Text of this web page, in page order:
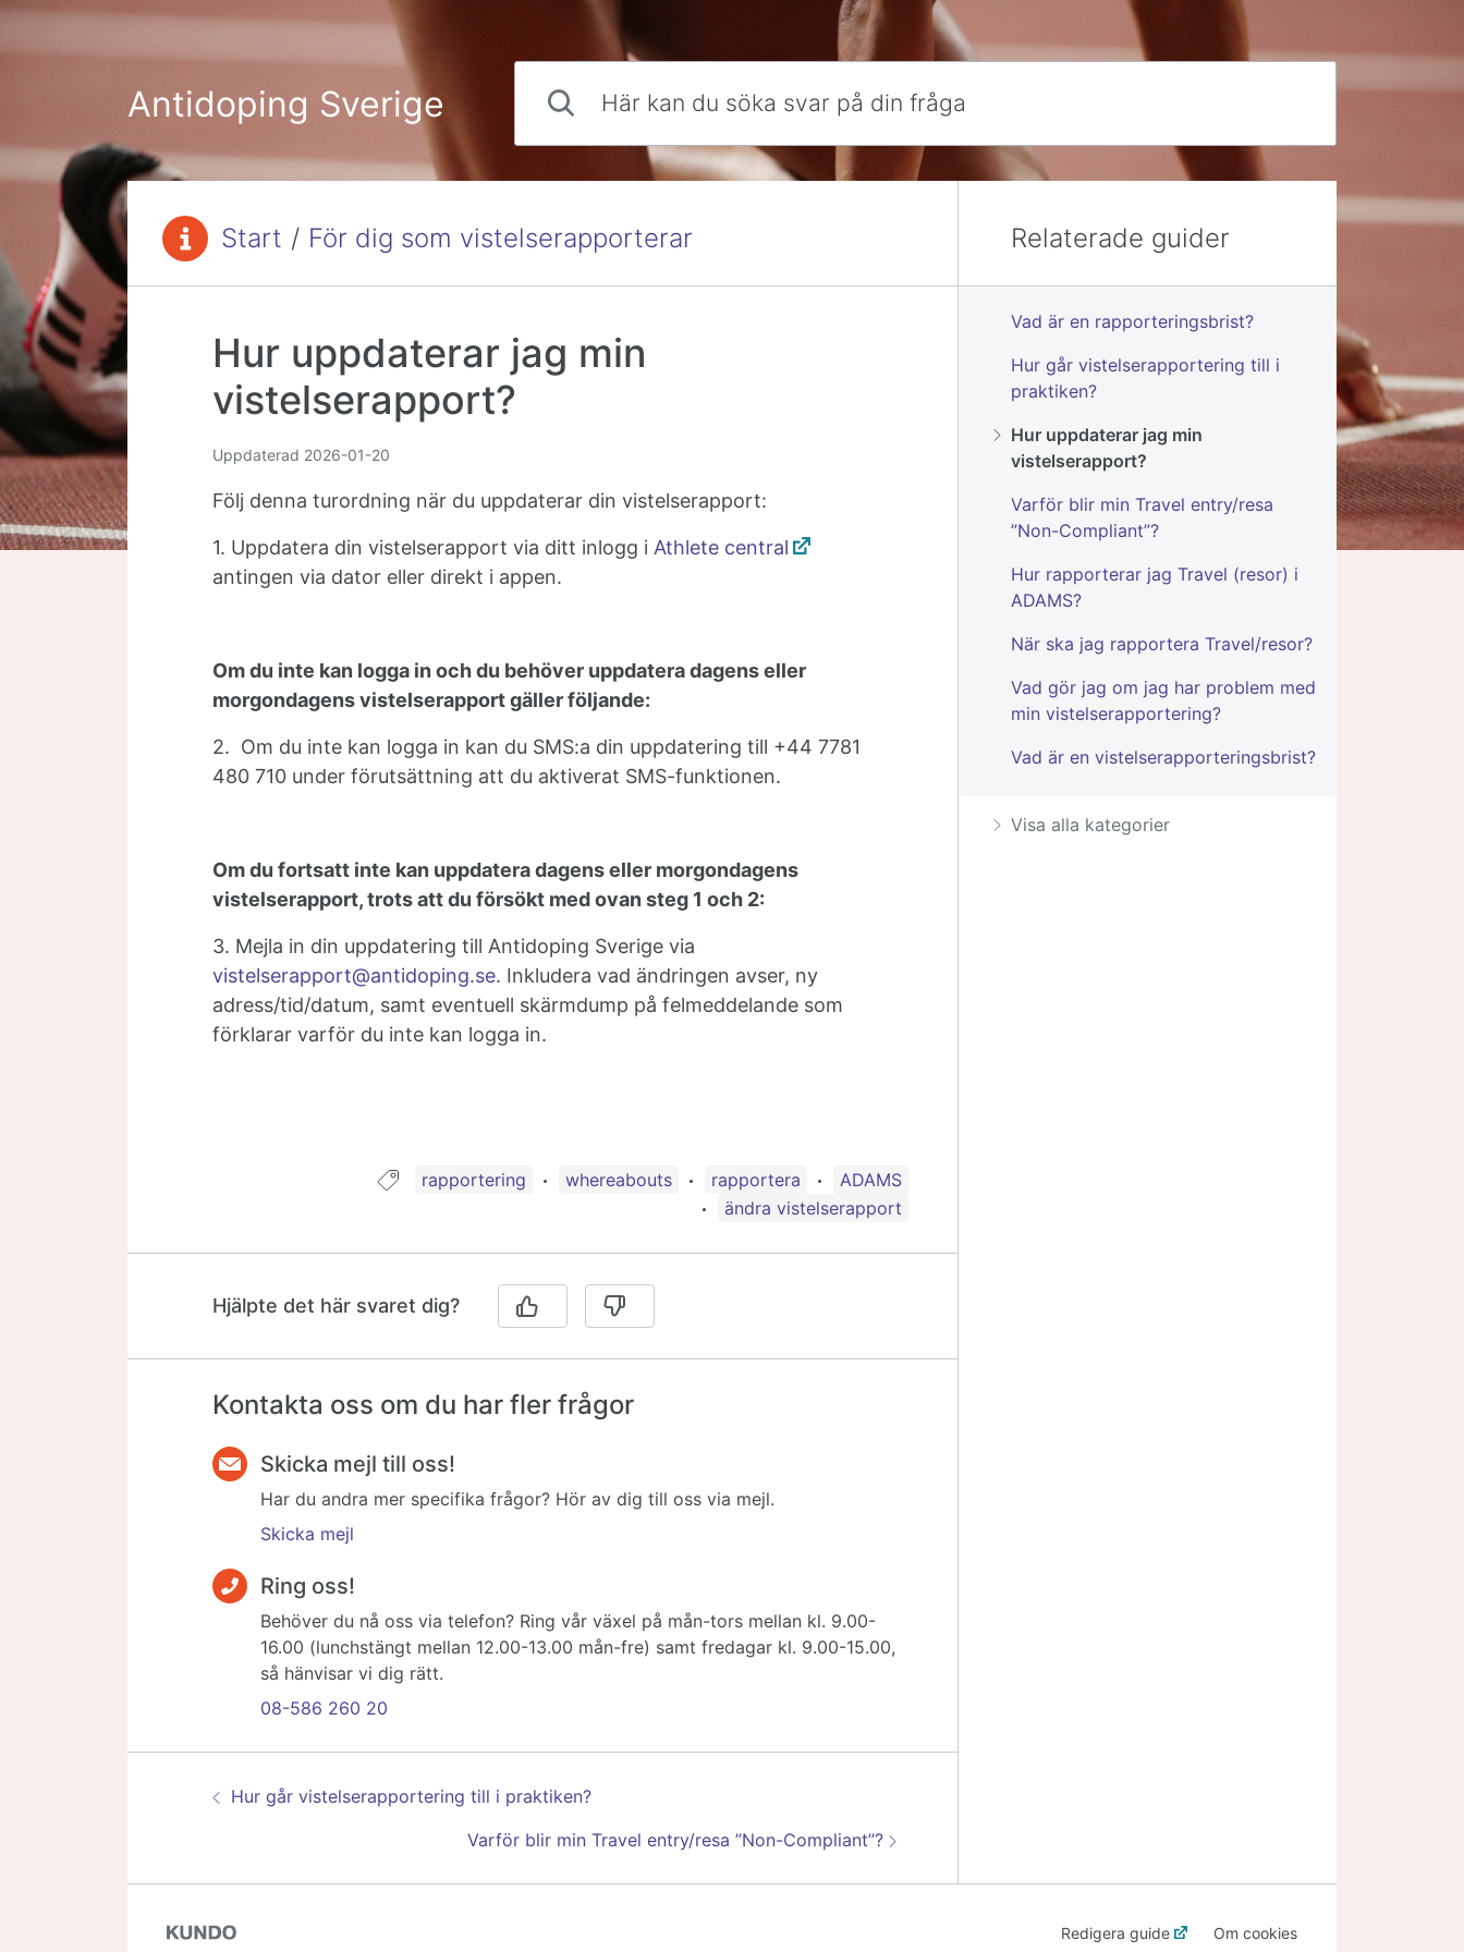
Hoppa till innehåll
Antidoping Sverige
Du är här:Start / För dig som vistelserapporterar
Hur uppdaterar jag min
vistelserapport?
Uppdaterad 2026-01-20
Följ denna turordning när du uppdaterar din vistelserapport:
1. Uppdatera din vistelserapport via ditt inlogg i Athlete central
antingen via dator eller direkt i appen.
Om du inte kan logga in och du behöver uppdatera dagens eller
morgondagens vistelserapport gäller följande:
2. Om du inte kan logga in kan du SMS:a din uppdatering till +44 7781
480 710 under förutsättning att du aktiverat SMS-funktionen.
Om du fortsatt inte kan uppdatera dagens eller morgondagens
vistelserapport, trots att du försökt med ovan steg 1 och 2:
3. Mejla in din uppdatering till Antidoping Sverige via
vistelserapport@antidoping.se. Inkludera vad ändringen avser, ny
adress/tid/datum, samt eventuell skärmdump på felmeddelande som
förklarar varför du inte kan logga in.
Guide taggad med:
rapportering whereabouts rapportera
ADAMS
ändra vistelserapport
Hjälpte det här svaret dig?
Kontakta oss om du har fler frågor
Skicka mejl till oss!
Har du andra mer specifika frågor? Hör av dig till oss via mejl.
Skicka mejl
Ring oss!
Behöver du nå oss via telefon? Ring vår växel på mån-tors mellan kl. 9.00-
16.00 (lunchstängt mellan 12.00-13.00 mån-fre) samt fredagar kl. 9.00-15.00,
så hänvisar vi dig rätt.
08-586 260 20
Guidenavigering
Föregående:
Hur går vistelserapportering till i praktiken?
Nästa:
Varför blir min Travel entry/resa ”Non-Compliant”?
Relaterade guider
Vad är en rapporteringsbrist?
Hur går vistelserapportering till i
praktiken?
Hur uppdaterar jag min
vistelserapport?
Varför blir min Travel entry/resa
”Non-Compliant”?
Hur rapporterar jag Travel (resor) i
ADAMS?
När ska jag rapportera Travel/resor?
Vad gör jag om jag har problem med
min vistelserapportering?
Vad är en vistelserapporteringsbrist?
Visa alla kategorier
Redigera guide Om cookies